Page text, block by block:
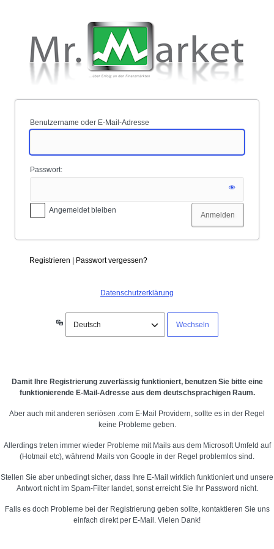
Benutzername oder E-Mail-Adresse
Passwort:
Angemeldet bleiben
Registrieren Passwort vergessen?
Datenschutzerklärung
Sprache
Damit Ihre Registrierung zuverlässig funktioniert, benutzen Sie bitte eine
funktionierende E-Mail-Adresse aus dem deutschsprachigen Raum.
Aber auch mit anderen seriösen .com E-Mail Providern, sollte es in der Regel
keine Probleme geben.
Allerdings treten immer wieder Probleme mit Mails aus dem Microsoft Umfeld auf
(Hotmail etc), während Mails von Google in der Regel problemlos sind.
Stellen Sie aber unbedingt sicher, dass Ihre E-Mail wirklich funktioniert und unsere
Antwort nicht im Spam-Filter landet, sonst erreicht Sie Ihr Password nicht.
Falls es doch Probleme bei der Registrierung geben sollte, kontaktieren Sie uns
einfach direkt per E-Mail. Vielen Dank!